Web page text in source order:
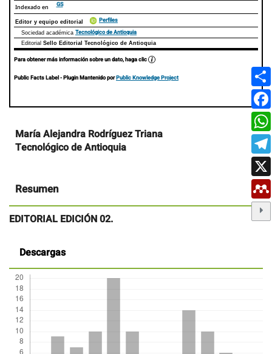
Indexado en GS
Editor y equipo editorial Perfiles
Sociedad académica Tecnológico de Antioquia
Editorial Sello Editorial Tecnológico de Antioquia
Para obtener más información sobre un dato, haga clic
Public Facts Label- Plugin Mantenido porPublic Knowledge Project
Contenido
principal
del
María Alejandra Rodríguez Triana
Tecnológico de Antioquia
Resumen
EDITORIAL EDICIÓN 02.
Descargas